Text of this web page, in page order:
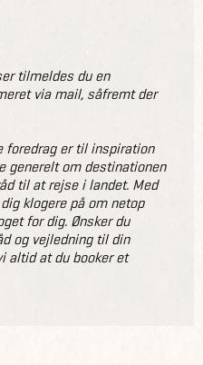
tilmeldes du en
via mail, såfremt der
er til inspiration
generelt om destinationen
til at rejse i landet. Med
klogere på om netop
for dig. Ønsker du
og vejledning til din
altid at du booker et